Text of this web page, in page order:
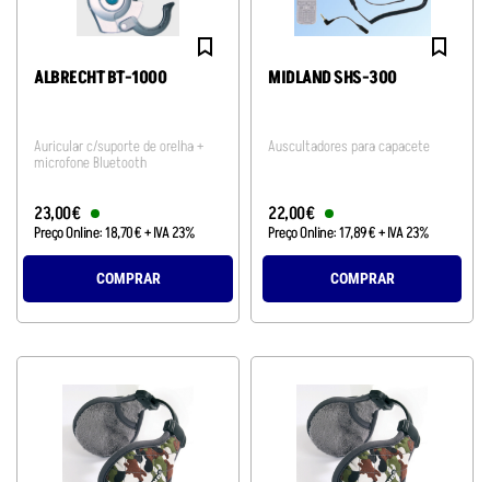
ALBRECHT BT-1000
Auricular c/suporte de orelha +
microfone Bluetooth
23,00€
Preço Online:18,70€+ IVA 23%
COMPRAR
MIDLAND SHS-300
Auscultadores para capacete
22,00€
Preço Online:17,89€+ IVA 23%
COMPRAR